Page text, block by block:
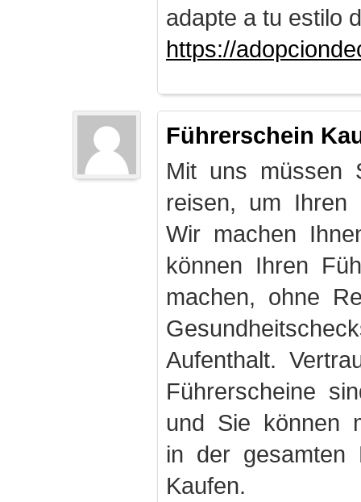
adapte a tu estilo
https://
Führerschein
Mit uns müssen
reisen, um Ihren
Wir machen
können Ihren
machen, ohne
Aufenthalt.
Führerscheine
und Sie können
in der gesamten
Kaufen.